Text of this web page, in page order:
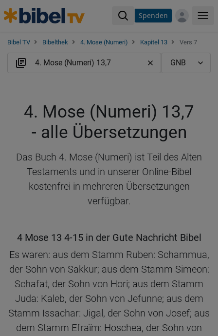
Spenden
Bibel TV Bibelthek 4. Mose (Numeri) Kapitel 13 Vers 7
4. Mose (Numeri) 13,7
- alle Übersetzungen
Das Buch 4. Mose (Numeri) ist Teil des Alten
Testaments und in unserer Online-Bibel
kostenfrei in mehreren Übersetzungen
verfügbar.
4 Mose 13 4-15 in der Gute Nachricht Bibel
Es waren: aus dem Stamm Ruben: Schammua,
der Sohn von Sakkur; aus dem Stamm Simeon:
Schafat, der Sohn von Hori; aus dem Stamm
Juda: Kaleb, der Sohn von Jefunne; aus dem
Stamm Issachar: Jigal, der Sohn von Josef; aus
dem Stamm Efraïm: Hoschea, der Sohn von